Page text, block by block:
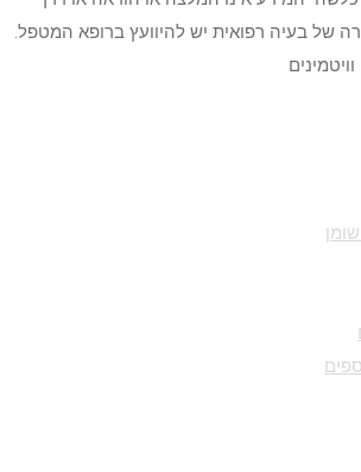
של בעיה רפואית יש להיוועץ ברופא המטפל.